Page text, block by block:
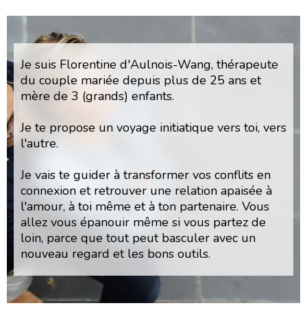
Je suis Florentine d'Aulnois-Wang, thérapeute
du couple mariée depuis plus de 25 ans et
mère de 3 (grands) enfants.
Je te propose un voyage initiatique vers toi, vers
l'autre.
Je vais te guider à transformer vos conflits en
connexion et retrouver une relation apaisée à
l'amour, à toi même et à ton partenaire. Vous
allez vous épanouir même si vous partez de
loin, parce que tout peut basculer avec un
nouveau regard et les bons outils.